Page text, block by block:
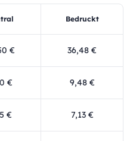
Bedruckt
€ 36,48 €
€ 9,48 €
€ 7,13 €